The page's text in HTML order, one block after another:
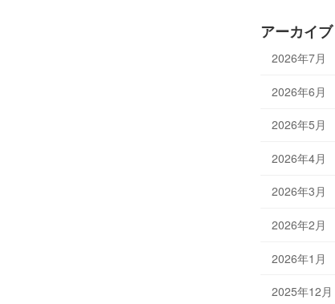
アーカイブ
2026年7月
2026年6月
2026年5月
2026年4月
2026年3月
2026年2月
2026年1月
2025年12月